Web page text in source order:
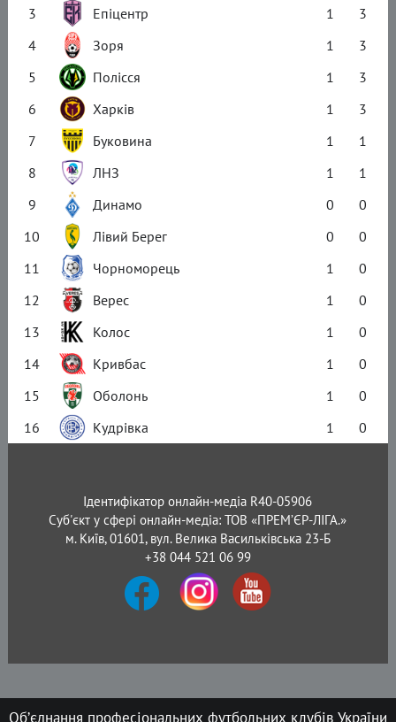
3
Епіцентр 1
3
4
Зоря 1
3
5
Полісся 1
3
6
Харків 1
3
7
Буковина 1
1
8
ЛНЗ 1
1
9
Динамо 0
0
10
Лівий Берег 0
0
11
Чорноморець 1
0
12
Верес 1
0
13
Колос 1
0
14
Кривбас 1
0
15
Оболонь 1
0
16
Кудрівка 1 0
Ідентифікатор онлайн-медіа R40-05906
Суб'єкт у сфері онлайн-медіа: ТОВ «ПРЕМ’ЄР-ЛІГА.»
м. Київ, 01601, вул. Велика Васильківська 23-Б
+38 044 521 06 99
Об’єднання професіональних футбольних клубів України